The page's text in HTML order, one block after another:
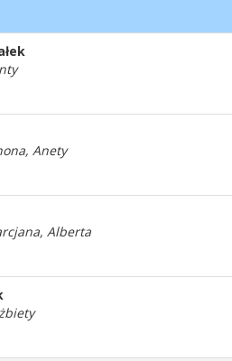
Anety
Alberta